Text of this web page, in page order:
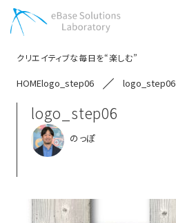
クリエイティブな毎日を“楽しむ”
HOMElogo_step06 logo_step06
logo_step06
のっぽ